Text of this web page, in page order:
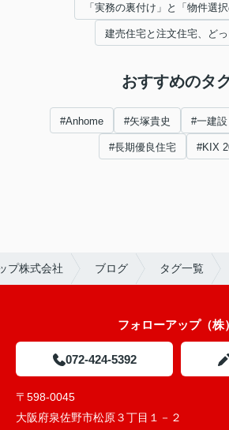
「実務の裏付け」と「物件選択
建売住宅と注文住宅、どっ
おすすめのタ
#Anhome #矢塚貴史 #一建設
#長期優良住宅 #KIX
プ株式会社 ブログ タグ一覧
フォローアップ（株）
072-424-5392
〒598-0045
大阪府泉佐野市松原３丁目１－２